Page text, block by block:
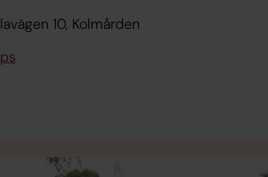
10, Kolmården